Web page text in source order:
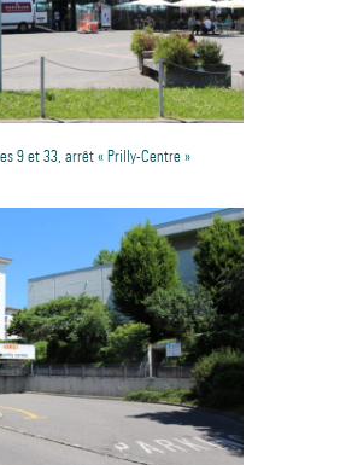
9 et 33, arrêt « Prilly-Centre »